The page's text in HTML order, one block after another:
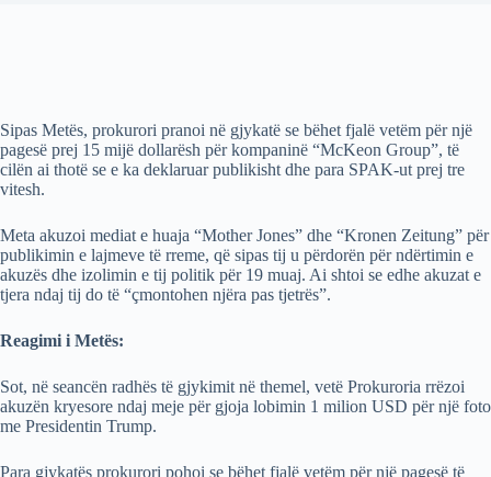
Sipas Metës, prokurori pranoi në gjykatë se bëhet fjalë vetëm për një
pagesë prej 15 mijë dollarësh për kompaninë “McKeon Group”, të
cilën ai thotë se e ka deklaruar publikisht dhe para SPAK-ut prej tre
vitesh.
Meta akuzoi mediat e huaja “Mother Jones” dhe “Kronen Zeitung” për
publikimin e lajmeve të rreme, që sipas tij u përdorën për ndërtimin e
akuzës dhe izolimin e tij politik për 19 muaj. Ai shtoi se edhe akuzat e
tjera ndaj tij do të “çmontohen njëra pas tjetrës”.
Reagimi i Metës:
Sot, në seancën radhës të gjykimit në themel, vetë Prokuroria rrëzoi
akuzën kryesore ndaj meje për gjoja lobimin 1 milion USD për një foto
me Presidentin Trump.
Para gjykatës prokurori pohoi se bëhet fjalë vetëm për një pagesë të